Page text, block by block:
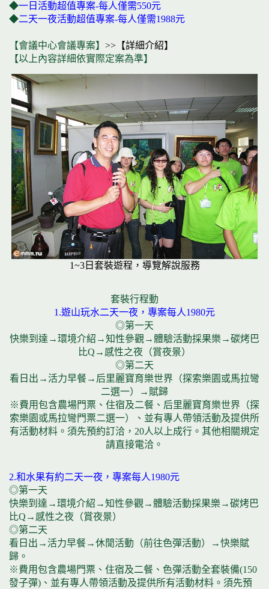
◆一日活動超值專案-每人僅需550元
◆二天一夜活動超值專案-每人僅需1988元
【會議中心會議專案】 >>【詳細介紹】
【以上內容詳細依實際定案為準】
1~3日套裝遊程，導覽解說服務
套裝行程動
1.遊山玩水二天一夜，專案每人1980元
◎第一天
快樂到達→環境介紹→知性參觀→體驗活動採果樂→碳烤巴
比Q→感性之夜（賞夜景）
◎第二天
看日出→活力早餐→后里麗寶育樂世界（探索樂園或馬拉彎
二選一）→賦歸
※費用包含農場門票、住宿及二餐、后里麗寶育樂世界（探
索樂園或馬拉彎門票二選一）、並有專人帶領活動及提供所
有活動材料。須先預約訂洽，20人以上成行。其他相關規定
請直接電洽。
2.和水果有約二天一夜，專案每人1980元
◎第一天
快樂到達→環境介紹→知性參觀→體驗活動採果樂→碳烤巴
比Q→感性之夜（賞夜景）
◎第二天
看日出→活力早餐→休閒活動（前往色彈活動）→快樂賦
歸。
※費用包含農場門票、住宿及二餐、色彈活動全套裝備(150
發子彈)、並有專人帶領活動及提供所有活動材料。須先預